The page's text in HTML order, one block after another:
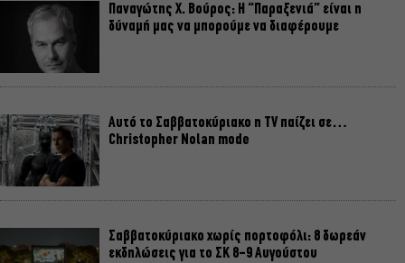
Παναγώτης Χ. Βούρος: Η “Παραξενιά” είναι η
δύναμή μας να μπορούμε να διαφέρουμε
Αυτό το Σαββατοκύριακο η TV παίζει σε…
Christopher Nolan mode
Σαββατοκύριακο χωρίς πορτοφόλι: 8 δωρεάν
εκδηλώσεις για το ΣΚ 8-9 Αυγούστου